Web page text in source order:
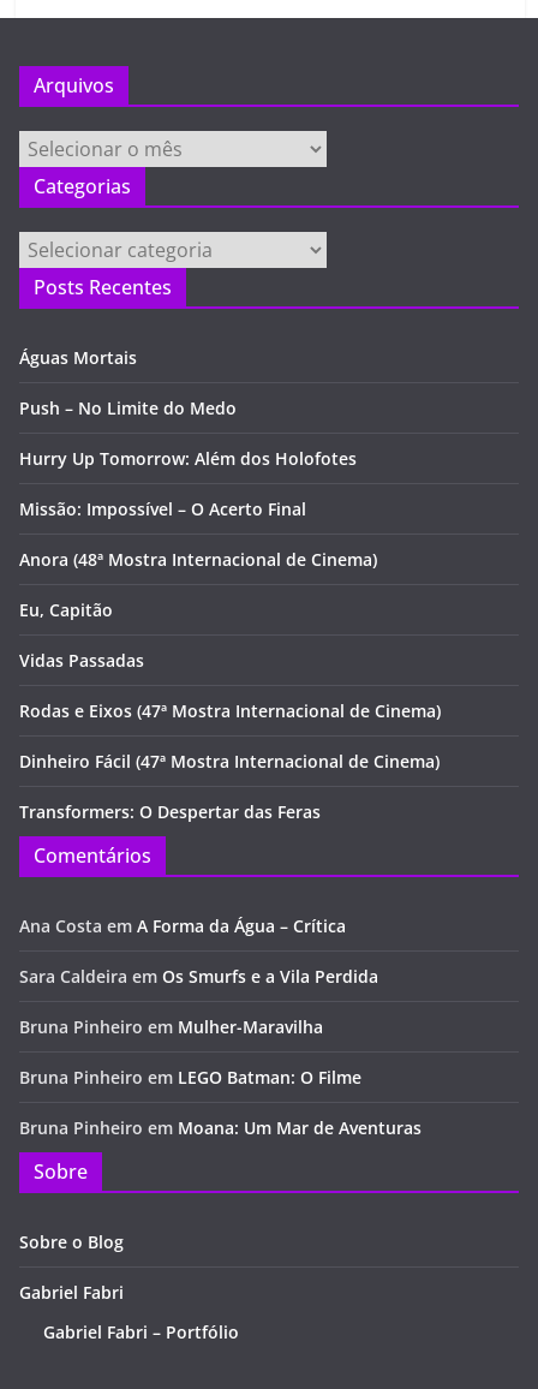
Arquivos
Arquivos
Categorias
Categorias
Posts Recentes
Águas Mortais
Push – No Limite do Medo
Hurry Up Tomorrow: Além dos Holofotes
Missão: Impossível – O Acerto Final
Anora (48ª Mostra Internacional de Cinema)
Eu, Capitão
Vidas Passadas
Rodas e Eixos (47ª Mostra Internacional de Cinema)
Dinheiro Fácil (47ª Mostra Internacional de Cinema)
Transformers: O Despertar das Feras
Comentários
Ana Costa em A Forma da Água – Crítica
Sara Caldeira em Os Smurfs e a Vila Perdida
Bruna Pinheiro em Mulher-Maravilha
Bruna Pinheiro em LEGO Batman: O Filme
Bruna Pinheiro em Moana: Um Mar de Aventuras
Sobre
Sobre o Blog
Gabriel Fabri
Gabriel Fabri – Portfólio